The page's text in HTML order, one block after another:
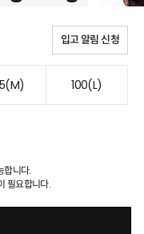
입고 알림 신청
100(L)
합니다.
필요합니다.